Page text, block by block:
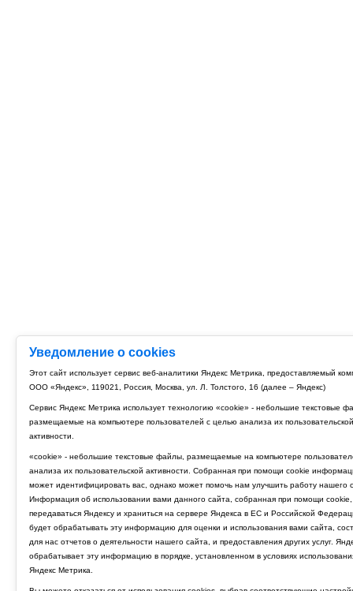
Уведомление о cookies
Этот сайт использует сервис веб-аналитики Яндекс Метрика, предоставляемый
ООО «Яндекс», 119021, Россия, Москва, ул. Л. Толстого, 16 (далее – Яндекс)
Сервис Яндекс Метрика использует технологию «cookie» - небольшие текстовые
размещаемые на компьютере пользователей с целью анализа их пользовательской
активности.
«cookie» - небольшие текстовые файлы, размещаемые на компьютере
анализа их пользовательской активности. Собранная при помощи cookie
может идентифицировать вас, однако может помочь нам улучшить работу нашего
Информация об использовании вами данного сайта, собранная при помощи cookie,
передаваться Яндексу и храниться на сервере Яндекса в ЕС и Российской
будет обрабатывать эту информацию для оценки и использования вами сайта,
для нас отчетов о деятельности нашего сайта, и предоставления других услуг.
обрабатывает эту информацию в порядке, установленном в условиях
Яндекс Метрика.